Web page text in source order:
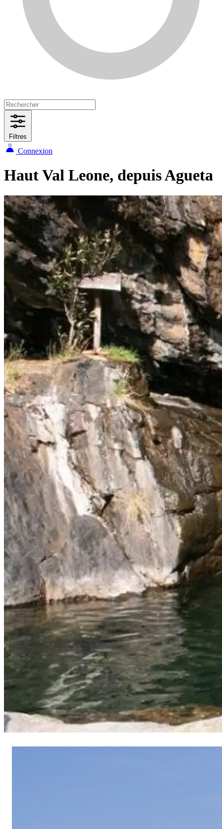
Filtres
Connexion
Haut Val Leone, depuis Agueta